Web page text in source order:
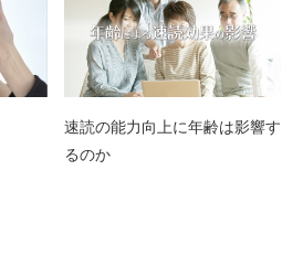
速読の能力向上に年齢は影響す
るのか